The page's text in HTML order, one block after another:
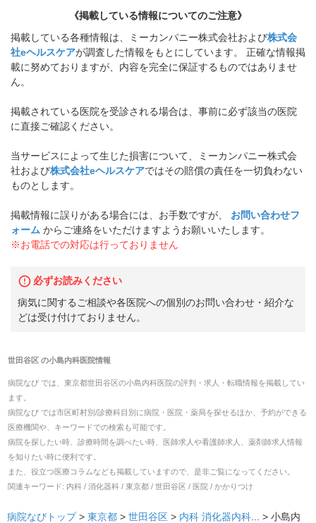
《掲載している情報についてのご注意》
掲載している各種情報は、ミーカンパニー株式会社および株式会
社eヘルスケアが調査した情報をもとにしています。 正確な情報掲
載に努めておりますが、内容を完全に保証するものではありませ
ん。
掲載されている医院を受診される場合は、事前に必ず該当の医院
に直接ご確認ください。
当サービスによって生じた損害について、ミーカンパニー株式会
社および株式会社eヘルスケアではその賠償の責任を一切負わない
ものとします。
掲載情報に誤りがある場合には、お手数ですが、
お問い合わせフ
ォーム からご連絡をいただけますようお願いいたします。
※お電話での対応は行っておりません
必ずお読みください
病気に関するご相談や各医院への個別のお問い合わせ・紹介な
どは受け付けておりません。
世田谷区 の小島内科医院情報
病院なび では、 東京都世田谷区の小島内科医院の評判・求人・転職情報を掲載してい
ます。
病院なび では市区町村別/診療科目別に病院・医院・薬局を探せるほか、予約ができる
医療機関や、キーワードでの検索も可能です。
病院を探したい時、診療時間を調べたい時、医師求人や看護師求人、薬剤師求人情報
を知りたい時に便利です。
また、役立つ医療コラムなども掲載していますので、是非ご覧になってください。
関連キーワード: 内科 / 消化器科 / 東京都 / 世田谷区 / 医院 / かかりつけ
病院なびトップ > 東京都 > 世田谷区 > 内科 消化器内科 ... > 小島内